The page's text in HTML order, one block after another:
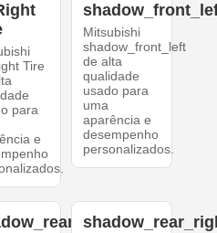
Tire
para
e
Mitsubishi
shadow_front_left
de alta
qualidade
usado para
uma
aparência e
desempenho
personalizados.